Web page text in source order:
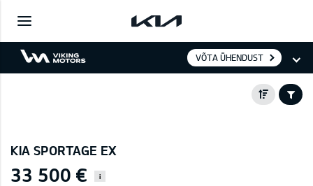
VÕTA ÜHENDUST
KIA SPORTAGE EX
33 500 € i